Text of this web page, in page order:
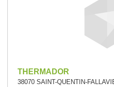
THERMADOR
38070 SAINT-QUENTIN-